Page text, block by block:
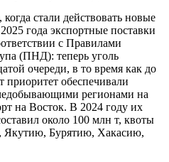
стали действовать новые
года экспортные поставки
с Правилами
(ПНД): теперь уголь
очереди, в то время как до
приоритет обеспечивали
регионами на
на Восток. В 2024 году их
около 100 млн т, квоты
Якутию, Бурятию, Хакасию,